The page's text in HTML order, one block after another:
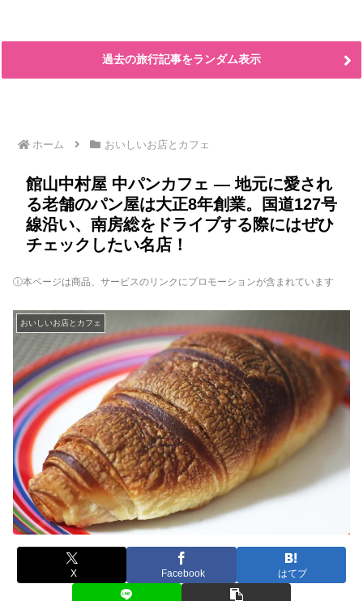
過去の旅行記事をランダム表示
ホーム おいしいお店とカフェ
館山中村屋 中パンカフェ ― 地元に愛され
る老舗のパン屋は大正8年創業。国道127号
線沿い、南房総をドライブする際にはぜひ
チェックしたい名店！
ⓘ本ページは商品、サービスのリンクにプロモーションが含まれています
おいしいお店とカフェ
X Facebook はてブ